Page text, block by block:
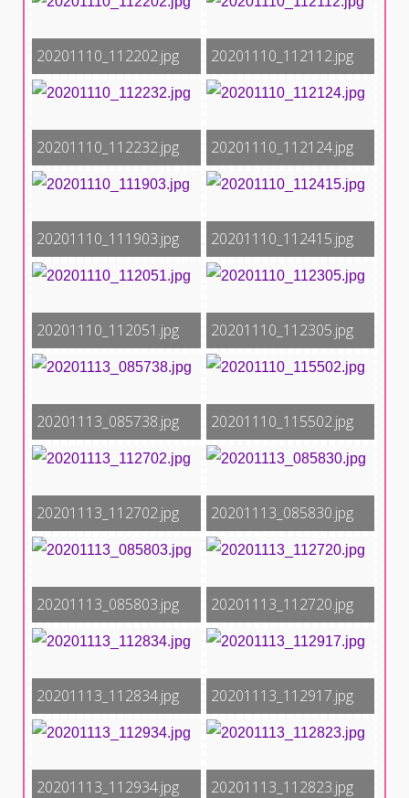
20201110_112202.jpg 20201110_112112.jpg
20201110_112232.jpg 20201110_112124.jpg
20201110_111903.jpg 20201110_112415.jpg
20201110_112051.jpg 20201110_112305.jpg
20201113_085738.jpg 20201110_115502.jpg
20201113_112702.jpg 20201113_085830.jpg
20201113_085803.jpg 20201113_112720.jpg
20201113_112834.jpg 20201113_112917.jpg
20201113_112934.jpg 20201113_112823.jpg